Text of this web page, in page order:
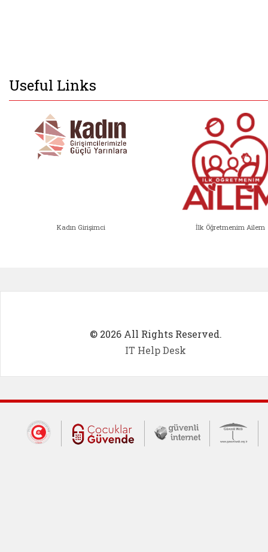
Useful Links
Kadın Girişimci İlk Öğretmenim Ailem
© 2026 All Rights Reserved.
IT Help Desk
Dış Bağlantılar
Cumhurbaşkanlığı İletişim Merkezi
Çocuklar Güvende (yeni
Güvenli